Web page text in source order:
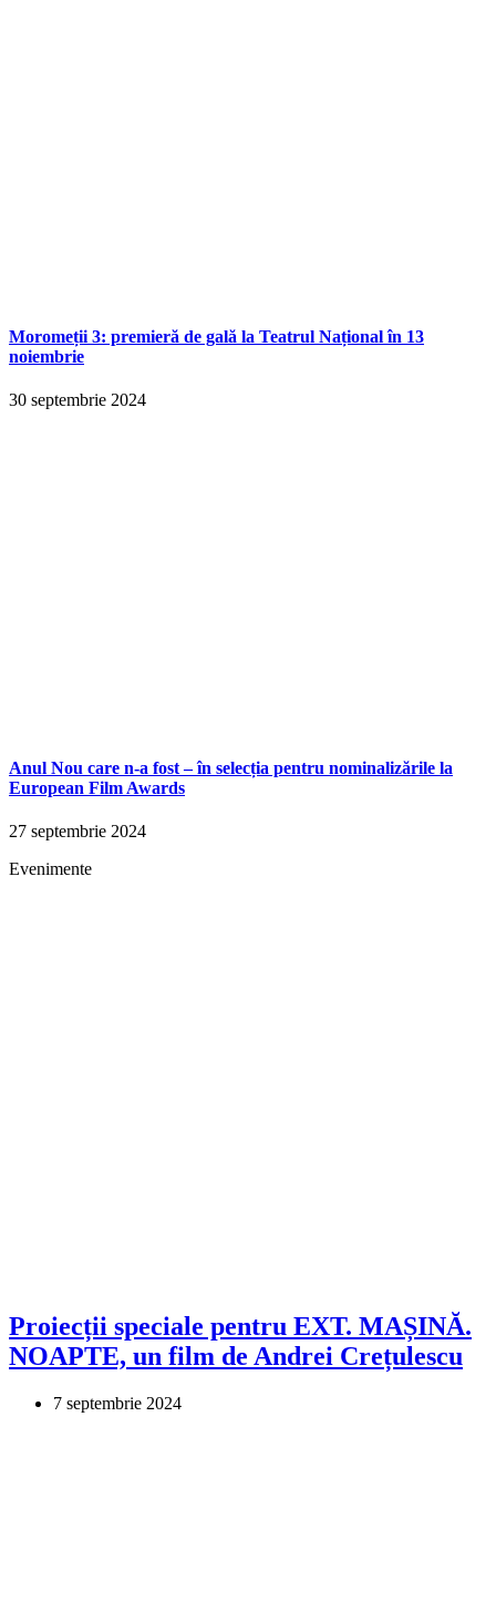
Moromeții 3: premieră de gală la Teatrul Național în 13
noiembrie
30 septembrie 2024
Anul Nou care n-a fost – în selecția pentru nominalizările la
European Film Awards
27 septembrie 2024
Evenimente
Proiecții speciale pentru EXT. MAȘINĂ.
NOAPTE, un film de Andrei Crețulescu
7 septembrie 2024